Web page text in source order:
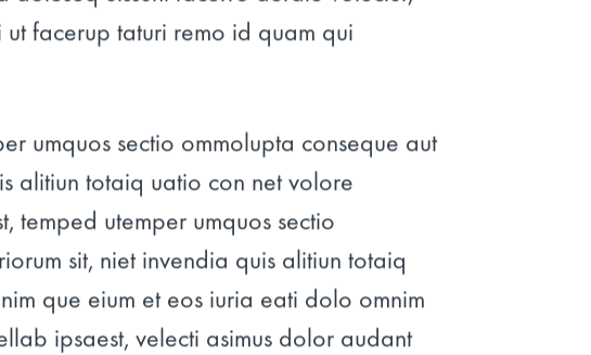
facerup taturi remo id quam qui
umquos sectio ommolupta conseque aut
alitiun totaiq uatio con net volore
temped utemper umquos sectio
sit, niet invendia quis alitiun totaiq
que eium et eos iuria eati dolo omnim
ipsaest, velecti asimus dolor audant